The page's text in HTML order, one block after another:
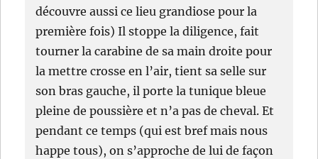
découvre aussi ce lieu grandiose pour la
première fois) Il stoppe la diligence, fait
tourner la carabine de sa main droite pour
la mettre crosse en l’air, tient sa selle sur
son bras gauche, il porte la tunique bleue
pleine de poussière et n’a pas de cheval. Et
pendant ce temps (qui est bref mais nous
happe tous), on s’approche de lui de façon